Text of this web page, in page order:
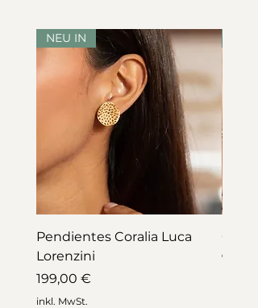
NEU IN
Pendientes Coralia Luca
Lorenzini
Preis
199,00 €
inkl. MwSt.
Preis